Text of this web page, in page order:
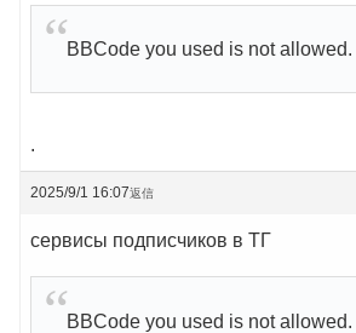
BBCode you used is not allowed.
.
2025/9/1 16:07返信
сервисы подписчиков в ТГ
BBCode you used is not allowed.